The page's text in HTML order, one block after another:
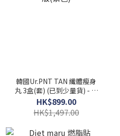
韓國Ur.PNT TAN 纖體瘦身
丸 3盒(套) (已到少量貨) - 新
版(紫色)
HK$899.00
HK$1,497.00